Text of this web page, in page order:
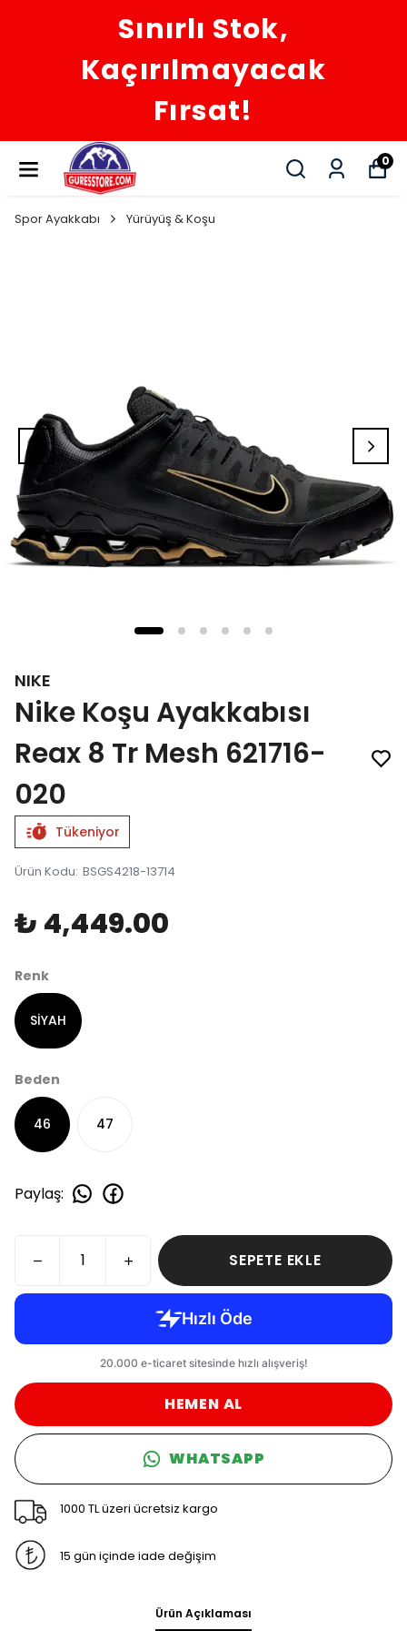
Sınırlı Stok,
Kaçırılmayacak
Fırsat!
0
Spor Ayakkabı Yürüyüş & Koşu
NIKE
Nike Koşu Ayakkabısı
Reax 8 Tr Mesh 621716-
020
Tükeniyor
Ürün Kodu: BSGS4218-13714
₺ 4,449.00
Renk
SİYAH
Beden
46 47
Paylaş:
SEPETE EKLE
HEMEN AL
WHATSAPP
1000 TL üzeri ücretsiz kargo
15 gün içinde iade değişim
Ürün Açıklaması